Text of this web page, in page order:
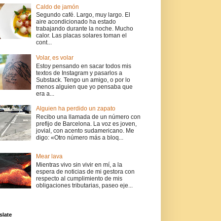
Caldo de jamón
Segundo café. Largo, muy largo. El
aire acondicionado ha estado
trabajando durante la noche. Mucho
calor. Las placas solares toman el
cont...
Volar, es volar
Estoy pensando en sacar todos mis
textos de Instagram y pasarlos a
Substack. Tengo un amigo, o por lo
menos alguien que yo pensaba que
era a...
Alguien ha perdido un zapato
Recibo una llamada de un número con
prefijo de Barcelona. La voz es joven,
jovial, con acento sudamericano. Me
digo: «Otro número más a bloq...
Mear lava
Mientras vivo sin vivir en mí, a la
espera de noticias de mi gestora con
respecto al cumplimiento de mis
obligaciones tributarias, paseo eje...